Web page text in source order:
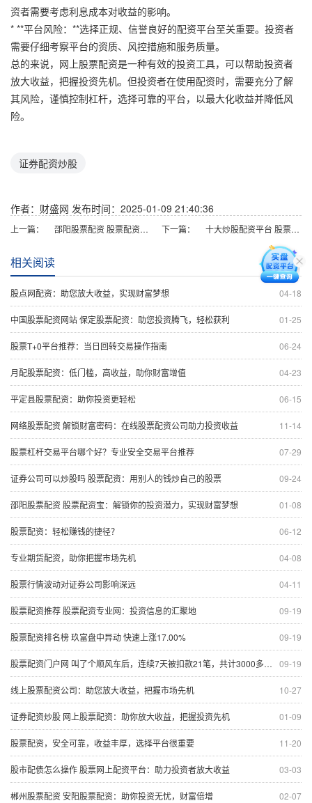
资者需要考虑利息成本对收益的影响。
* **平台风险：**选择正规、信誉良好的配资平台至关重要。投资者
需要仔细考察平台的资质、风控措施和服务质量。
总的来说，网上股票配资是一种有效的投资工具，可以帮助投资者
放大收益，把握投资先机。但投资者在使用配资时，需要充分了解
其风险，谨慎控制杠杆，选择可靠的平台，以最大化收益并降低风
险。
证券配资炒股
作者：财盛网 发布时间：2025-01-09 21:40:36
上一篇： 邵阳股票配资 股票配资宝：解锁你的投资潜力，实现财富梦想 下一篇： 十大炒股配资平台 股票配资行业权威门户，提供最新资讯和专业服务
相关阅读
04-18
股点网配资：助您放大收益，实现财富梦想
01-25
中国股票配资网站 保定股票配资：助您投资腾飞，轻松获利
06-24
股票T+0平台推荐：当日回转交易操作指南
04-23
月配股票配资：低门槛，高收益，助你财富增值
06-15
平定县股票配资：助你投资更轻松
11-14
网络股票配资 解锁财富密码：在线股票配资公司助力投资收益
07-29
股票杠杆交易平台哪个好？专业安全交易平台推荐
09-24
证券公司可以炒股吗 股票配资：用别人的钱炒自己的股票
01-08
邵阳股票配资 股票配资宝：解锁你的投资潜力，实现财富梦想
06-12
股票配资：轻松赚钱的捷径？
04-08
专业期货配资，助你把握市场先机
04-11
股票行情波动对证券公司影响深远
09-19
股票配资推荐 股票配资专业网：投资信息的汇聚地
09-19
股票配资排名榜 玖富盘中异动 快速上涨17.00%
09-19
股票配资门户网 叫了个顺风车后，连续7天被扣款21笔，共计3000多元！平台回应：问题出在验证码上，已报警
10-27
线上股票配资公司：助您放大收益，把握市场先机
01-09
证券配资炒股 网上股票配资：助你放大收益，把握投资先机
11-20
股票配资，安全可靠，收益丰厚，选择平台很重要
03-03
股市配债怎么操作 股票网上配资平台：助力投资者放大收益
02-07
郴州股票配资 安阳股票配资：助你投资无忧，财富倍增